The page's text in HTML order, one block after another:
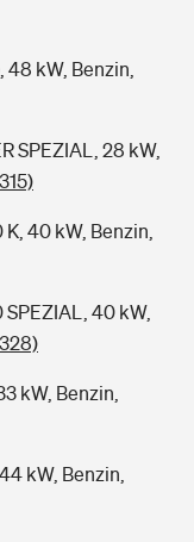
48 kW, Benzin,
SPEZIAL, 28 kW,
40 kW, Benzin,
40 kW,
kW, Benzin,
kW, Benzin,